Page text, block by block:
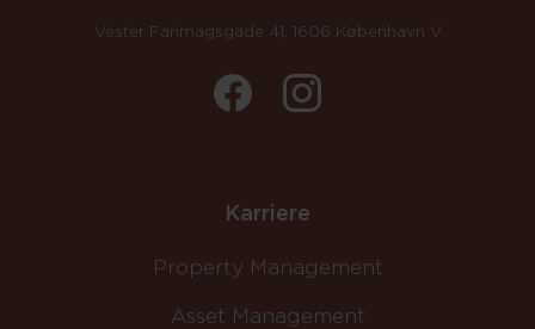
Vester Farimagsgade 41, 1606 København V
Karriere
Property Management
Asset Management